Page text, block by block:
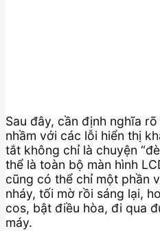
Sau đây, cần định nghĩa
nhầm với các lỗi hiển thị
tắt không chỉ là chuyện
thể là toàn bộ màn hình
cũng có thể chỉ một phần
nháy, tối mờ rồi sáng lại,
cos, bật điều hòa, đi qua
máy.